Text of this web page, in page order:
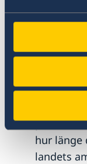
eller nationellt
provisoriskt
Det
gäller
Du måste
ska resa
hur länge
landets